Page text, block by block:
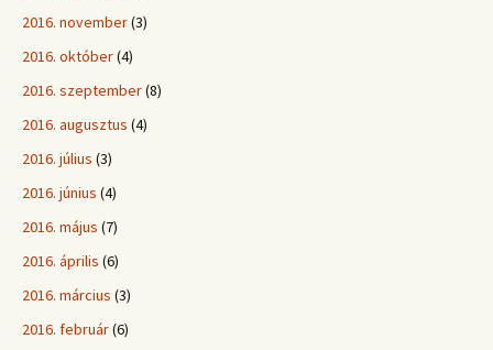
2016. november(3)
2016. október(4)
2016. szeptember(8)
2016. augusztus (4)
2016. július (3)
2016. június (4)
2016. május (7)
2016. április (6)
2016. március (3)
2016. február(6)